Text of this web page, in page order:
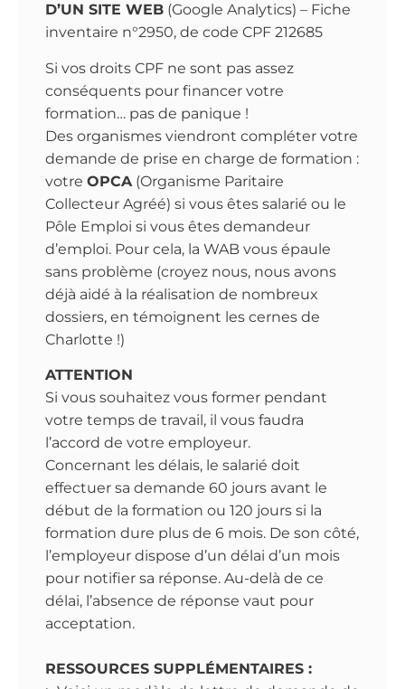
D’UN SITE WEB (Google Analytics) – Fiche
inventaire n°2950, de code CPF 212685
Si vos droits CPF ne sont pas assez
conséquents pour financer votre
formation… pas de panique !
Des organismes viendront compléter votre
demande de prise en charge de formation :
votre OPCA (Organisme Paritaire
Collecteur Agréé) si vous êtes salarié ou le
Pôle Emploi si vous êtes demandeur
d’emploi. Pour cela, la WAB vous épaule
sans problème (croyez nous, nous avons
déjà aidé à la réalisation de nombreux
dossiers, en témoignent les cernes de
Charlotte !)
ATTENTION
Si vous souhaitez vous former pendant
votre temps de travail, il vous faudra
l’accord de votre employeur.
Concernant les délais, le salarié doit
effectuer sa demande 60 jours avant le
début de la formation ou 120 jours si la
formation dure plus de 6 mois. De son côté,
l’employeur dispose d’un délai d’un mois
pour notifier sa réponse. Au-delà de ce
délai, l’absence de réponse vaut pour
acceptation.
RESSOURCES SUPPLÉMENTAIRES :